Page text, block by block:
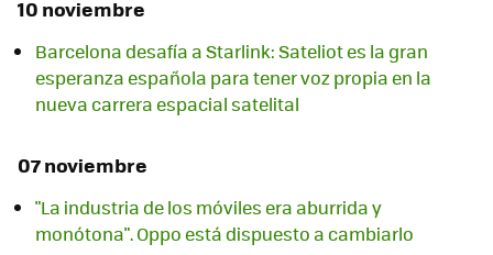
10 noviembre
Barcelona desafía a Starlink: Sateliot es la gran
esperanza española para tener voz propia en la
nueva carrera espacial satelital
07 noviembre
"La industria de los móviles era aburrida y
monótona". Oppo está dispuesto a cambiarlo